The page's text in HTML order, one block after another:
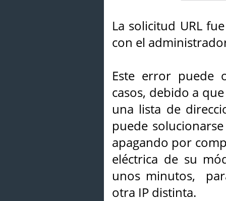
La solicitud URL
con el
Este error puede
casos, debido a
una lista de
puede
apagando por
eléctrica de su
unos minutos,
otra IP distinta.